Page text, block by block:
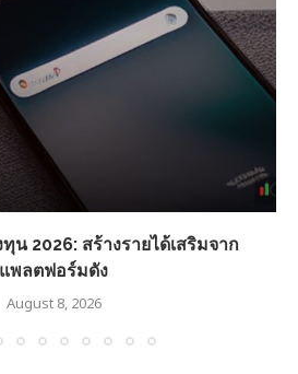
น 2026: สร้างรายได้เสริมจาก
แพลตฟอร์มดัง
August 8, 2026